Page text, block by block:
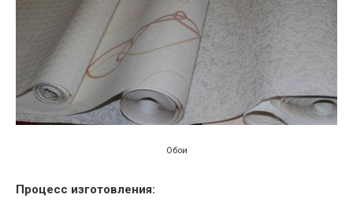
Обои
Процесс изготовления: